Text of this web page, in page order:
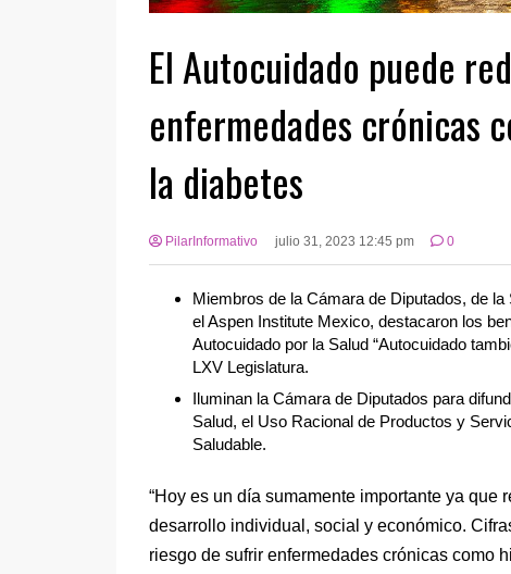
El Autocuidado puede
enfermedades crónicas
la diabetes
PilarInformativo julio 31, 2023 12:45 pm 0
Miembros de la Cámara de Diputados, de
el Aspen Institute Mexico, destacaron los
Autocuidado por la Salud “Autocuidado
LXV Legislatura.
Iluminan la Cámara de Diputados para
Salud, el Uso Racional de Productos y
Saludable.
“Hoy es un día sumamente importante ya que
desarrollo individual, social y económico.
riesgo de sufrir enfermedades crónicas como